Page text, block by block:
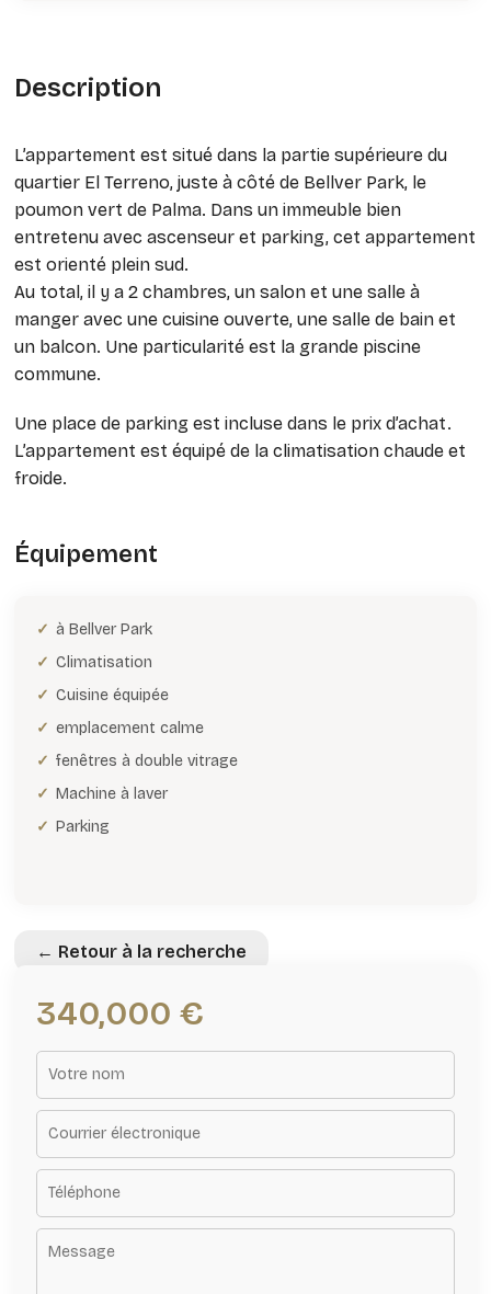
Description
L’appartement est situé dans la partie supérieure du
quartier El Terreno, juste à côté de Bellver Park, le
poumon vert de Palma. Dans un immeuble bien
entretenu avec ascenseur et parking, cet appartement
est orienté plein sud.
Au total, il y a 2 chambres, un salon et une salle à
manger avec une cuisine ouverte, une salle de bain et
un balcon. Une particularité est la grande piscine
commune.
Une place de parking est incluse dans le prix d’achat.
L’appartement est équipé de la climatisation chaude et
froide.
Équipement
à Bellver Park
Climatisation
Cuisine équipée
emplacement calme
fenêtres à double vitrage
Machine à laver
Parking
← Retour à la recherche
340,000 €